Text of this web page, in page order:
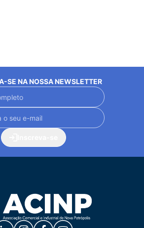
SE NA NOSSA NEWSLETTER